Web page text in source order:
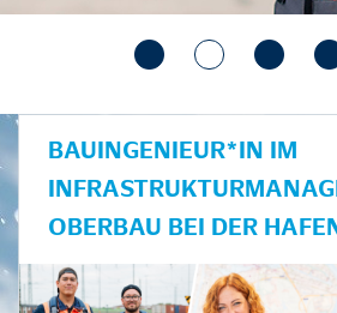
BAUINGENIEUR*IN IM
OBERBAU BEI DER